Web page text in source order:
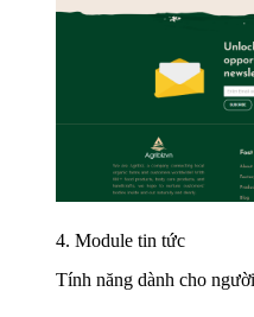
4. Module tin tức
Tính năng dành cho